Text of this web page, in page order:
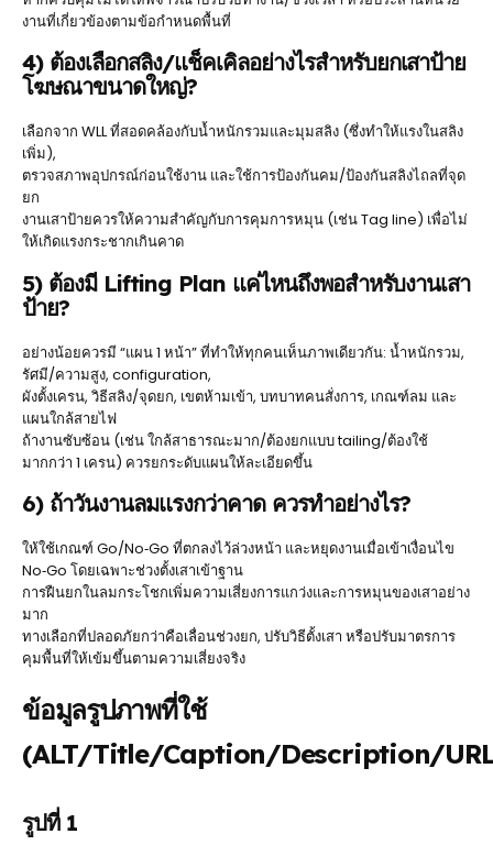
งานที่เกี่ยวข้องตามข้อกำหนดพื้นที่
4) ต้องเลือกสลิง/แช็คเคิลอย่างไรสำหรับยกเสาป้าย
โฆษณาขนาดใหญ่?
เลือกจาก WLL ที่สอดคล้องกับน้ำหนักรวมและมุมสลิง (ซึ่งทำให้แรงในสลิง
เพิ่ม),
ตรวจสภาพอุปกรณ์ก่อนใช้งาน และใช้การป้องกันคม/ป้องกันสลิงไถลที่จุด
ยก
งานเสาป้ายควรให้ความสำคัญกับการคุมการหมุน (เช่น Tag line) เพื่อไม่
ให้เกิดแรงกระชากเกินคาด
5) ต้องมี Lifting Plan แค่ไหนถึงพอสำหรับงานเสา
ป้าย?
อย่างน้อยควรมี “แผน 1 หน้า” ที่ทำให้ทุกคนเห็นภาพเดียวกัน: น้ำหนักรวม,
รัศมี/ความสูง, configuration,
ผังตั้งเครน, วิธีสลิง/จุดยก, เขตห้ามเข้า, บทบาทคนสั่งการ, เกณฑ์ลม และ
แผนใกล้สายไฟ
ถ้างานซับซ้อน (เช่น ใกล้สาธารณะมาก/ต้องยกแบบ tailing/ต้องใช้
มากกว่า 1 เครน) ควรยกระดับแผนให้ละเอียดขึ้น
6) ถ้าวันงานลมแรงกว่าคาด ควรทำอย่างไร?
ให้ใช้เกณฑ์ Go/No‑Go ที่ตกลงไว้ล่วงหน้า และหยุดงานเมื่อเข้าเงื่อนไข
No‑Go โดยเฉพาะช่วงตั้งเสาเข้าฐาน
การฝืนยกในลมกระโชกเพิ่มความเสี่ยงการแกว่งและการหมุนของเสาอย่าง
มาก
ทางเลือกที่ปลอดภัยกว่าคือเลื่อนช่วงยก, ปรับวิธีตั้งเสา หรือปรับมาตรการ
คุมพื้นที่ให้เข้มขึ้นตามความเสี่ยงจริง
ข้อมูลรูปภาพที่ใช้
(ALT/Title/Caption/Description/
รูปที่ 1